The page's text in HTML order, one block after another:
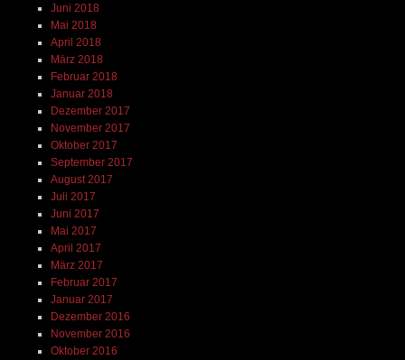
Juni 2018
Mai 2018
April 2018
März 2018
Februar 2018
Januar 2018
Dezember 2017
November 2017
Oktober 2017
September 2017
August 2017
Juli 2017
Juni 2017
Mai 2017
April 2017
März 2017
Februar 2017
Januar 2017
Dezember 2016
November 2016
Oktober 2016